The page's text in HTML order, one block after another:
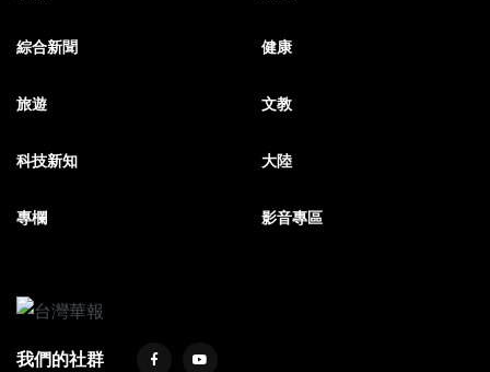
綜合新聞 健康
旅遊 文教
科技新知 大陸
專欄 影音專區
我們的社群